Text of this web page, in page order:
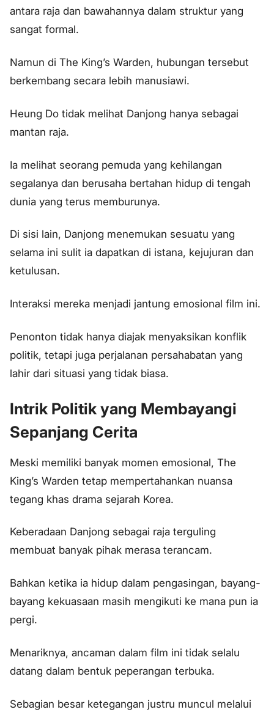
antara raja dan bawahannya dalam struktur yang
sangat formal.
Namun di The King’s Warden, hubungan tersebut
berkembang secara lebih manusiawi.
Heung Do tidak melihat Danjong hanya sebagai
mantan raja.
Ia melihat seorang pemuda yang kehilangan
segalanya dan berusaha bertahan hidup di tengah
dunia yang terus memburunya.
Di sisi lain, Danjong menemukan sesuatu yang
selama ini sulit ia dapatkan di istana, kejujuran dan
ketulusan.
Interaksi mereka menjadi jantung emosional film ini.
Penonton tidak hanya diajak menyaksikan konflik
politik, tetapi juga perjalanan persahabatan yang
lahir dari situasi yang tidak biasa.
Intrik Politik yang Membayangi
Sepanjang Cerita
Meski memiliki banyak momen emosional, The
King’s Warden tetap mempertahankan nuansa
tegang khas drama sejarah Korea.
Keberadaan Danjong sebagai raja terguling
membuat banyak pihak merasa terancam.
Bahkan ketika ia hidup dalam pengasingan, bayang-
bayang kekuasaan masih mengikuti ke mana pun ia
pergi.
Menariknya, ancaman dalam film ini tidak selalu
datang dalam bentuk peperangan terbuka.
Sebagian besar ketegangan justru muncul melalui